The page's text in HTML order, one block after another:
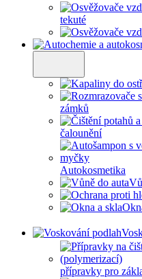
tekuté
zámků
čalounění
Autokosmetika
přípravky pro